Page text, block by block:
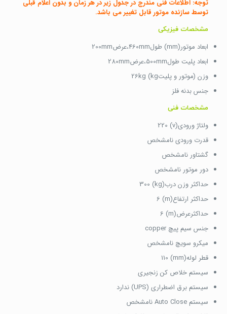
توجه: اطلاعات فنی مندرج در جدول زیر در هر زمان و بدون اعلام قبلی
توسط سازنده موتور قابل تغییر می باشد.
مشخصات فیزیکی
ابعاد موتور(mm) طول460mm،عرض200mm
ابعاد پلیت طول500mm،عرض280mm
وزن (موتور و پلیتkg) 26kg
جنس بدنه فلز
مشخصات فنی
ولتاژ ورودی(v) 220
قدرت ورودی نامشخص
گشتاور نامشخص
دور موتور نامشخص
حداکثر وزن درب(kg) 300
حداکثر ارتفاع(m) 6
حداکثرعرض(m) 6
جنس سیم پیچ copper
میکرو سویچ نامشخص
قطر لوله(mm) 110
سیستم خلاص کن زنجیری
سیستم برق اضطراری (UPS) ندارد
سیستم Auto Close نامشخص